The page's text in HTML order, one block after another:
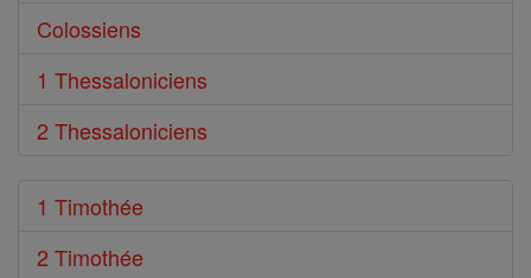
Colossiens
1 Thessaloniciens
2 Thessaloniciens
1 Timothée
2 Timothée